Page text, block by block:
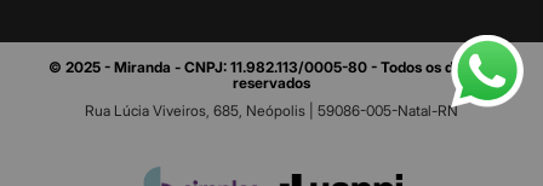
© 2025 - Miranda - CNPJ: 11.982.113/0005-80 - Todos os direitos
reservados
Rua Lúcia Viveiros, 685, Neópolis | 59086-005-Natal-RN